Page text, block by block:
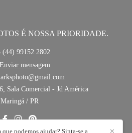
É NOSSA PRIORIDADE.
(44) 99152 2802
Enviar mensagem
Sala Comercial - Jd América
Maringá / PR
✕
que podemos ajudar? Sinta-se a